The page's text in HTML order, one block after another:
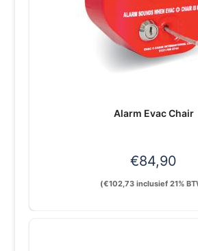
Alarm Evac Chair
€84,90
(€102,73 inclusief 21%